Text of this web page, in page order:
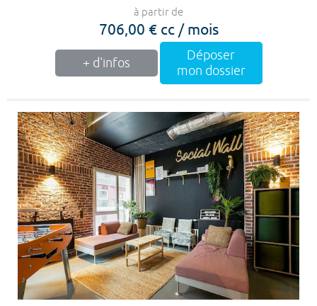
à partir de
706,00 € cc / mois
+ d'infos
Déposer
mon dossier